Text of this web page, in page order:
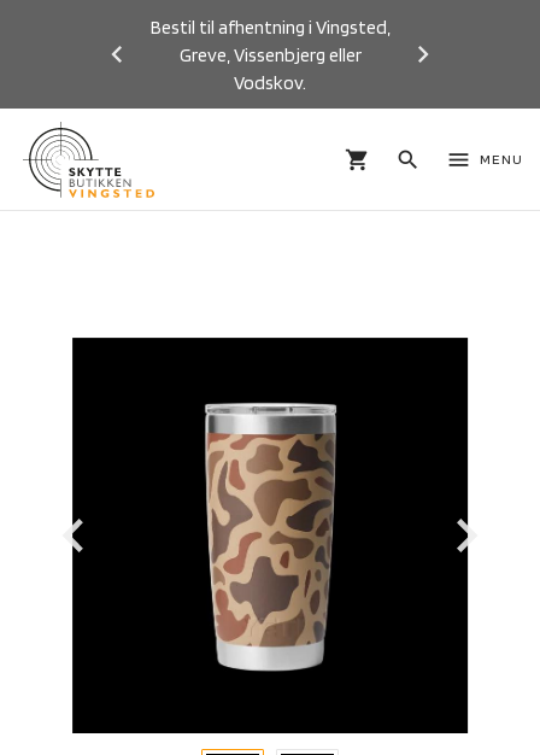
Bestil til afhentning i Vingsted,
Greve, Vissenbjerg eller
Vodskov.
Previous
shopping_cart search menu MENU